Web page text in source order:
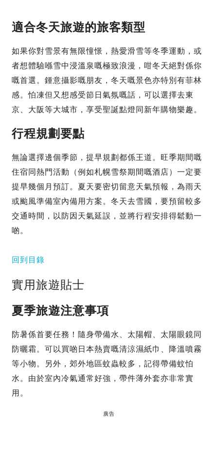
適合冬天旅遊的旅客類型
如果你對雪景有無限憧憬，熱愛滑雪等冬季運動，或
者想體驗喺雪中浸溫泉嘅極致浪漫，咁冬天絕對係你
嘅首選。鍾意攝影嘅朋友，冬天嘅景色亦特別有菲林
感。怕凍但又想感受節日氣氛嘅話，可以選擇去東
京、大阪等大城市，享受聖誕點燈同新年購物樂趣。
行程規劃要點
無論選擇邊個季節，提早規劃都係王道。旺季期間嘅
住宿同熱門活動（例如札幌雪祭期間嘅酒店）一定要
提早幾個月預訂。夏天要密切留意天氣預報，為雨天
或颱風準備室內備用方案。冬天去雪國，要預留較多
交通時間，以防因天氣延誤，並將行程安排得鬆動一
啲。
回到目錄
實用旅遊貼士
夏季旅遊注意事項
防暑係首要任務！隨身帶備水、太陽帽、太陽眼鏡同
防曬霜。可以買啲日本熱賣嘅清涼濕紙巾、降溫噴霧
等小物。另外，郊外地區蚊蟲較多，記得帶備蚊怕
水。由於室內冷氣通常好強，帶件薄外套亦非常實
用。
廣告